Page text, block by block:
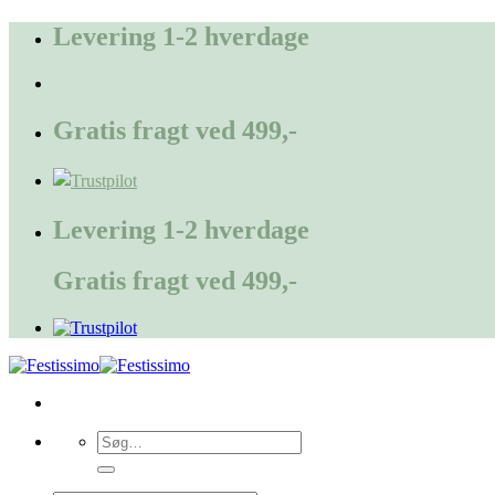
FortsætLevering 1-2 hverdage
Gratis fragt ved 499,-
Levering 1-2 hverdage
Gratis fragt ved 499,-
Søg
efter: